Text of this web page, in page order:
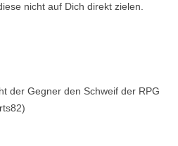
nicht auf Dich direkt zielen.
der Gegner den Schweif der RPG